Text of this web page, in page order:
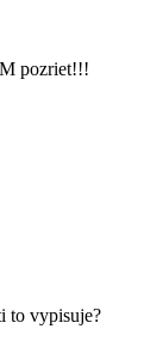
pozriet!!!
to vypisuje?